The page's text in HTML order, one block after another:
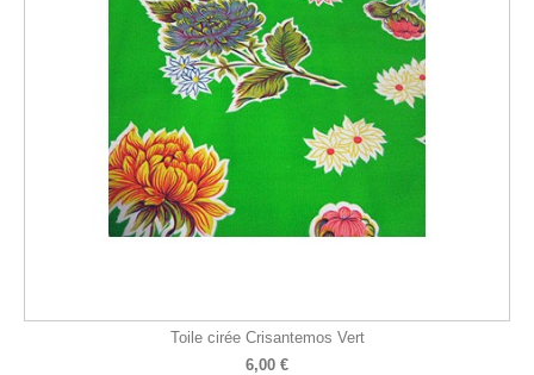
Toile cirée Crisantemos Vert
6,00 €